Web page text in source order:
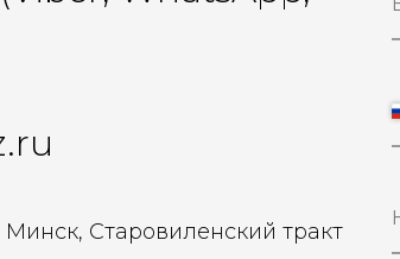
Старовиленский тракт